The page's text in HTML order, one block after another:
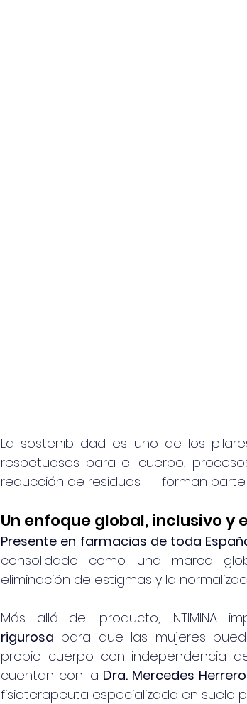
La sostenibilidad es uno de los
respetuosos para el cuerpo,
reducción de residuos      forman
Un enfoque global, inclusivo y
Presente en farmacias de toda
consolidado como una marca
eliminación de estigmas y la
Más allá del producto, INTIMINA
rigurosa para que las mujeres
propio cuerpo con independencia
cuentan con la Dra. Mercedes Herrero
fisioterapeuta especializada en suelo